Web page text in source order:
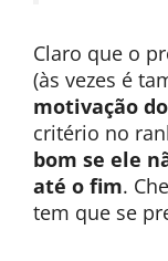
Claro que o
(às vezes é
motivação
critério no
bom se ele
até o fim.
tem que se